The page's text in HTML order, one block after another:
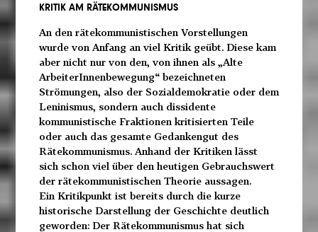
KRITIK AM RÄTEKOMMUNISMUS
An den rätekommunistischen Vorstellungen
wurde von Anfang an viel Kritik geübt. Diese kam
aber nicht nur von den, von ihnen als „Alte
ArbeiterInnenbewegung“ bezeichneten
Strömungen, also der Sozialdemokratie oder dem
Leninismus, sondern auch dissidente
kommunistische Fraktionen kritisierten Teile
oder auch das gesamte Gedankengut des
Rätekommunismus. Anhand der Kritiken lässt
sich schon viel über den heutigen Gebrauchswert
der rätekommunistischen Theorie aussagen.
Ein Kritikpunkt ist bereits durch die kurze
historische Darstellung der Geschichte deutlich
geworden: Der Rätekommunismus hat sich